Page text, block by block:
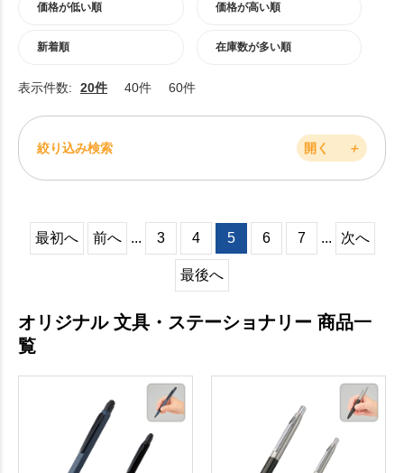
価格が低い順 価格が高い順
新着順 在庫数が多い順
表示件数: 20件 40件 60件
絞り込み検索 開く ＋
最初へ 前へ ... 3 4 5 6 7 ... 次へ
最後へ
オリジナル 文具・ステーショナリー 商品一
覧